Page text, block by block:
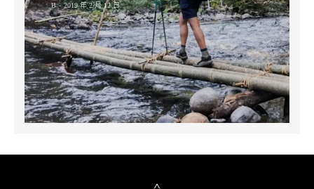
B 2019 年 2 月 12 日